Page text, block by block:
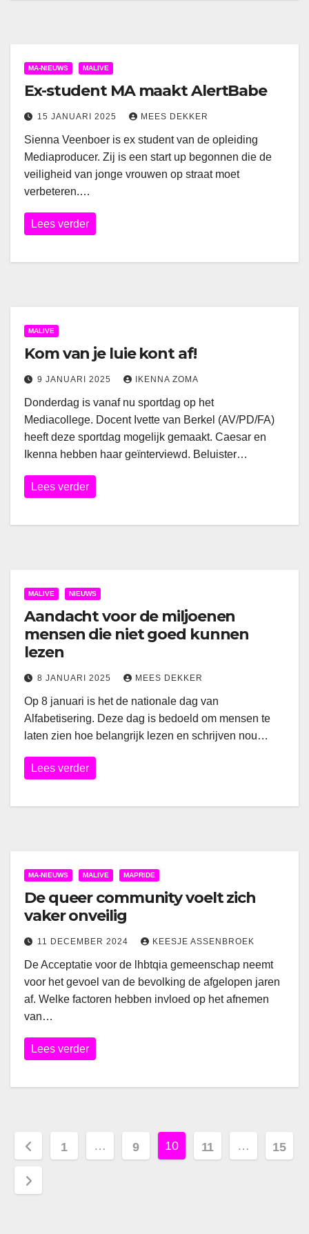
MA-NIEUWS MALIVE
Ex-student MA maakt AlertBabe
15 JANUARI 2025 MEES DEKKER
Sienna Veenboer is ex student van de opleiding
Mediaproducer. Zij is een start up begonnen die de
veiligheid van jonge vrouwen op straat moet
verbeteren.…
Lees verder
MALIVE
Kom van je luie kont af!
9 JANUARI 2025 IKENNA ZOMA
Donderdag is vanaf nu sportdag op het
Mediacollege. Docent Ivette van Berkel (AV/PD/FA)
heeft deze sportdag mogelijk gemaakt. Caesar en
Ikenna hebben haar geïnterviewd. Beluister…
Lees verder
MALIVE NIEUWS
Aandacht voor de miljoenen
mensen die niet goed kunnen
lezen
8 JANUARI 2025 MEES DEKKER
Op 8 januari is het de nationale dag van
Alfabetisering. Deze dag is bedoeld om mensen te
laten zien hoe belangrijk lezen en schrijven nou…
Lees verder
MA-NIEUWS MALIVE MAPRIDE
De queer community voelt zich
vaker onveilig
11 DECEMBER 2024 KEESJE ASSENBROEK
De Acceptatie voor de lhbtqia gemeenschap neemt
voor het gevoel van de bevolking de afgelopen jaren
af. Welke factoren hebben invloed op het afnemen
van…
Lees verder
Berichten
paginering
1 … 9 10 11 … 15